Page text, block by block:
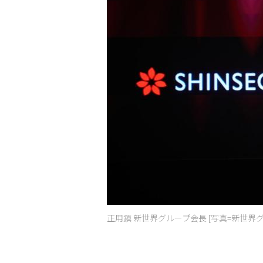
正用鎮 新世界グループ会長 [写真=新世界